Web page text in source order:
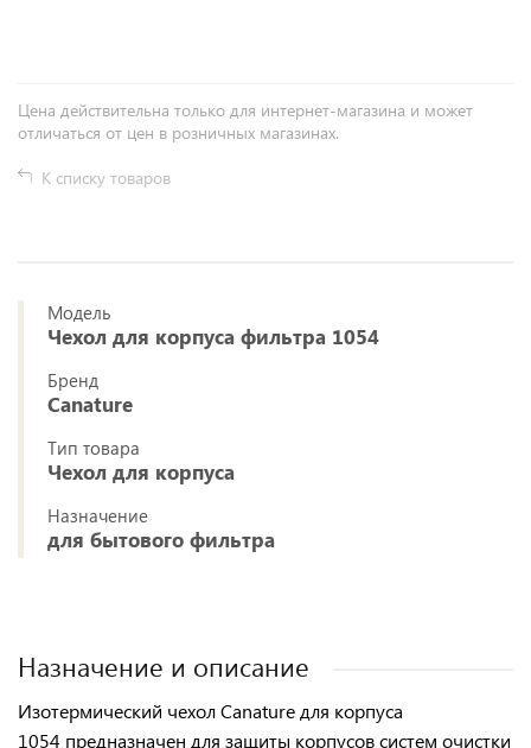
Цена действительна только для интернет-магазина и может
отличаться от цен в розничных магазинах.
К списку товаров
Модель
Чехол для корпуса фильтра 1054
Бренд
Canature
Тип товара
Чехол для корпуса
Назначение
для бытового фильтра
Назначение и описание
Изотермический чехол Canature для корпуса
1054 предназначен для защиты корпусов систем очистки